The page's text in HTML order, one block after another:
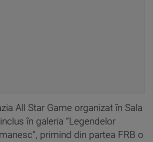
All Star Game organizat în Sala
în galeria “Legendelor
primind din partea FRB o